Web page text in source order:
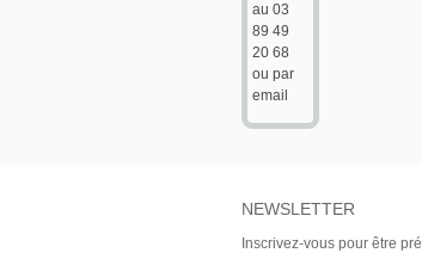
au 03
89 49
20 68
ou par
email
NEWSLETTER
Inscrivez-vous pour être